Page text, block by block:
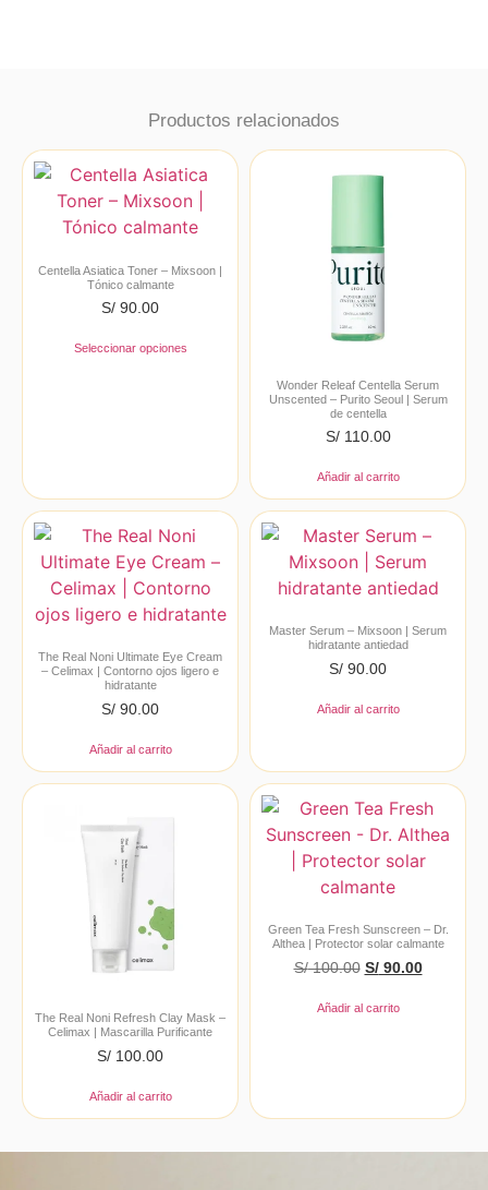
Productos relacionados
Centella Asiatica Toner – Mixsoon |
Tónico calmante
S/ 90.00
Seleccionar opciones
Wonder Releaf Centella Serum
Unscented – Purito Seoul | Serum
de centella
S/110.00
Añadir al carrito
The Real Noni Ultimate Eye Cream
– Celimax | Contorno ojos ligero e
hidratante
S/ 90.00
Añadir al carrito
Master Serum – Mixsoon | Serum
hidratante antiedad
S/ 90.00
Añadir al carrito
The Real Noni Refresh Clay Mask –
Celimax | Mascarilla Purificante
S/ 100.00
Añadir al carrito
Green Tea Fresh Sunscreen – Dr.
Althea | Protector solar calmante
S/100.00 S/90.00
Añadir al carrito